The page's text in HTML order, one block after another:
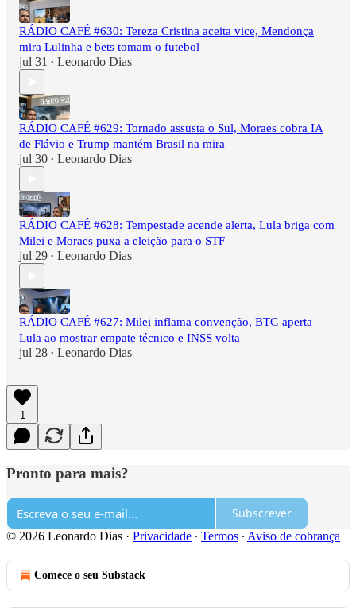
RÁDIO CAFÉ #630: Tereza Cristina aceita vice, Mendonça
mira Lulinha e bets tomam o futebol
jul 31 • Leonardo Dias
RÁDIO CAFÉ #629: Tornado assusta o Sul, Moraes cobra IA
de Flávio e Trump mantém Brasil na mira
jul 30 • Leonardo Dias
RÁDIO CAFÉ #628: Tempestade acende alerta, Lula briga com
Milei e Moraes puxa a eleição para o STF
jul 29 • Leonardo Dias
RÁDIO CAFÉ #627: Milei inflama convenção, BTG aperta
Lula ao mostrar empate técnico e INSS volta
jul 28 • Leonardo Dias
1
Pronto para mais?
Subscrever
© 2026 Leonardo Dias · Privacidade ∙ Termos ∙ Aviso de cobrança
Comece o seu Substack